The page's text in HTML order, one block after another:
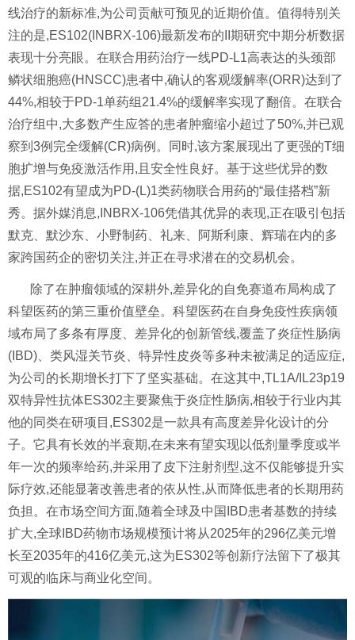
线治疗的新标准,为公司贡献可预见的近期价值。值得特别关
注的是,ES102(INBRX-106)最新发布的II期研究中期分析数据
表现十分亮眼。在联合用药治疗一线PD-L1高表达的头颈部
鳞状细胞癌(HNSCC)患者中,确认的客观缓解率(ORR)达到了
44%,相较于PD-1单药组21.4%的缓解率实现了翻倍。在联合
治疗组中,大多数产生应答的患者肿瘤缩小超过了50%,并已观
察到3例完全缓解(CR)病例。同时,该方案展现出了更强的T细
胞扩增与免疫激活作用,且安全性良好。基于这些优异的数
据,ES102有望成为PD-(L)1类药物联合用药的“最佳搭档”新
秀。据外媒消息,INBRX-106凭借其优异的表现,正在吸引包括
默克、默沙东、小野制药、礼来、阿斯利康、辉瑞在内的多
家跨国药企的密切关注,并正在寻求潜在的交易机会。
除了在肿瘤领域的深耕外,差异化的自免赛道布局构成了
科望医药的第三重价值壁垒。科望医药在自身免疫性疾病领
域布局了多条有厚度、差异化的创新管线,覆盖了炎症性肠病
(IBD)、类风湿关节炎、特异性皮炎等多种未被满足的适应症,
为公司的长期增长打下了坚实基础。在这其中,TL1A/IL23p19
双特异性抗体ES302主要聚焦于炎症性肠病,相较于行业内其
他的同类在研项目,ES302是一款具有高度差异化设计的分
子。它具有长效的半衰期,在未来有望实现以低剂量季度或半
年一次的频率给药,并采用了皮下注射剂型,这不仅能够提升实
际疗效,还能显著改善患者的依从性,从而降低患者的长期用药
负担。在市场空间方面,随着全球及中国IBD患者基数的持续
扩大,全球IBD药物市场规模预计将从2025年的296亿美元增
长至2035年的416亿美元,这为ES302等创新疗法留下了极其
可观的临床与商业化空间。